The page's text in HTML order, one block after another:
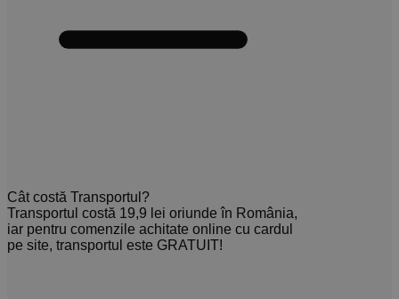
Cât costă Transportul?
Transportul costă 19,9 lei oriunde în România,
iar pentru comenzile achitate online cu cardul
pe site, transportul este GRATUIT!